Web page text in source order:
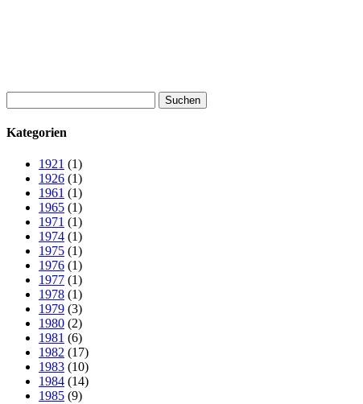
nach:
Kategorien
1921 (1)
1926 (1)
1961 (1)
1965 (1)
1971 (1)
1974 (1)
1975 (1)
1976 (1)
1977 (1)
1978 (1)
1979 (3)
1980 (2)
1981 (6)
1982 (17)
1983 (10)
1984 (14)
1985 (9)